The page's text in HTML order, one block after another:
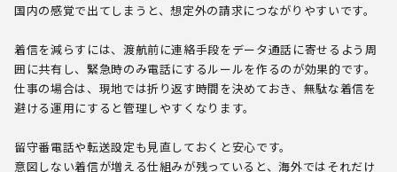
国内の感覚で出てしまうと、想定外の請求につながりやすいです。
着信を減らすには、渡航前に連絡手段をデータ通話に寄せるよう周
囲に共有し、緊急時のみ電話にするルールを作るのが効果的です。
仕事の場合は、現地では折り返す時間を決めておき、無駄な着信を
避ける運用にすると管理しやすくなります。
留守番電話や転送設定も見直しておくと安心です。
意図しない着信が増える仕組みが残っていると、海外ではそれだけ